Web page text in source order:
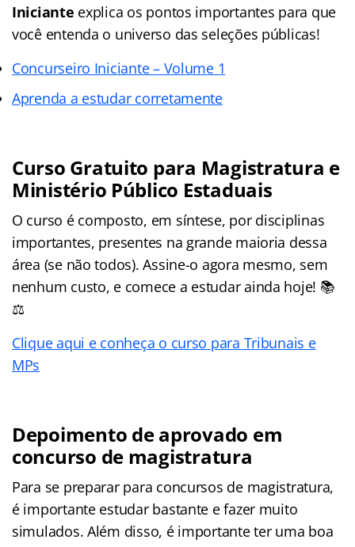
Iniciante explica os pontos importantes para que
você entenda o universo das seleções públicas!
Concurseiro Iniciante – Volume 1
Aprenda a estudar corretamente
Curso Gratuito para Magistratura e
Ministério Público Estaduais
O curso é composto, em síntese, por disciplinas
importantes, presentes na grande maioria dessa
área (se não todos). Assine-o agora mesmo, sem
nenhum custo, e comece a estudar ainda hoje! 📚
⚖️
Clique aqui e conheça o curso para Tribunais e
MPs
Depoimento de aprovado em
concurso de magistratura
Para se preparar para concursos de magistratura,
é importante estudar bastante e fazer muito
simulados. Além disso, é importante ter uma boa